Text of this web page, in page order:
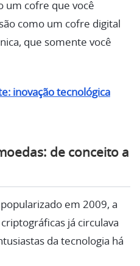
um cofre que você
são como um cofre digital
que somente você
inovação tecnológica
de conceito a
em 2009, a
já circulava
da tecnologia há